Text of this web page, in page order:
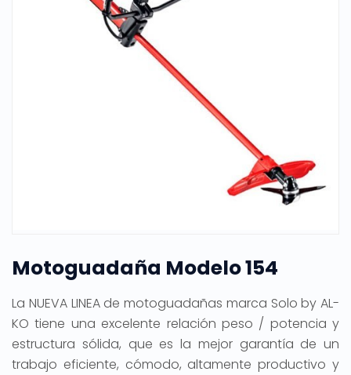
Motoguadaña Modelo 154
La NUEVA LINEA de motoguadañas marca Solo by AL-
KO tiene una excelente relación peso / potencia y
estructura sólida, que es la mejor garantía de un
trabajo eficiente, cómodo, altamente productivo y